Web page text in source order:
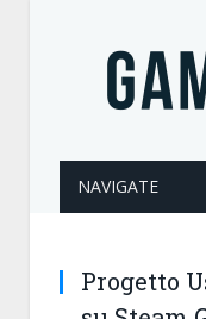
NAVIGATE
Progetto